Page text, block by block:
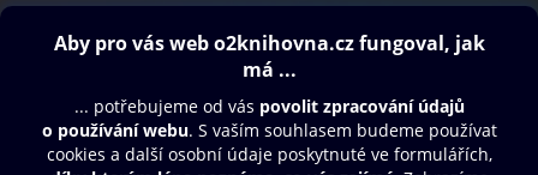
Obsah ke stažení
Moje O2 Knihovna